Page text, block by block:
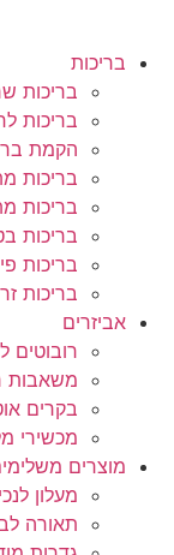
בריכות
בריכות
בריכות
הקמת
בריכות
בריכות
בריכות
בריכות
בריכות
אביזרים
רובוטים
משאבות
בקרים
מכשירי
מוצרים
מעלון
תאורה